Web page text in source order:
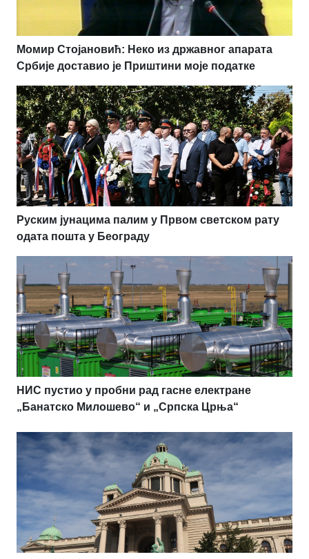
Момир Стојановић: Неко из државног апарата
Србије доставио је Приштини моје податке
Руским јунацима палим у Првом светском рату
одата пошта у Београду
НИС пустио у пробни рад гасне електране
„Банатско Милошево“ и „Српска Црња“